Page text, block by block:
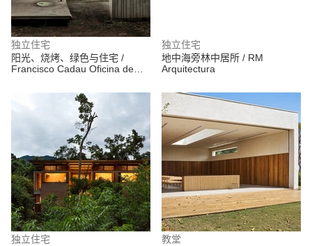
独立住宅
阳光、烧烤、绿色与住宅 /
Francisco Cadau Oficina de
独立住宅
地中海旁林中居所 / RM
Arquitectura
独立住宅
教堂